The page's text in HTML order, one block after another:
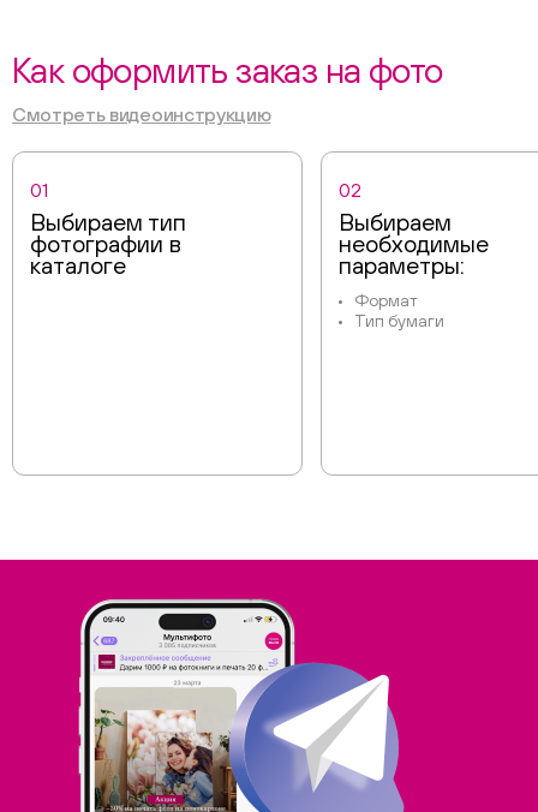
Как оформить заказ на фото
Смотреть видеоинструкцию
01
Выбираем тип
фотографии в
каталоге
02
Выбираем
необходимые
параметры:
Формат
Тип бумаги